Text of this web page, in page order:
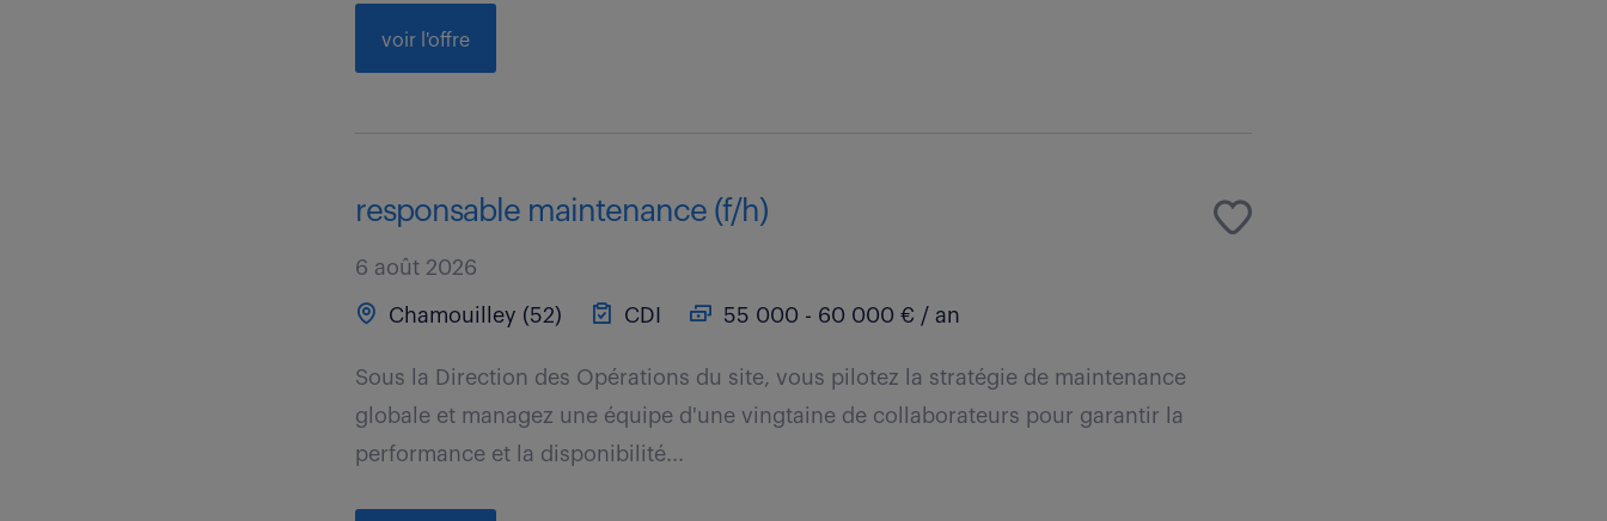
voir l'offre
responsable maintenance (f/h)
6 août 2026
Chamouilley (52) CDI 55 000 - 60 000 € / an
Sous la Direction des Opérations du site, vous pilotez la stratégie de maintenance
globale et managez une équipe d'une vingtaine de collaborateurs pour garantir la
performance et la disponibilité...